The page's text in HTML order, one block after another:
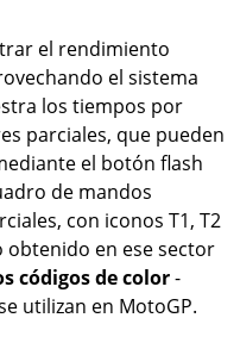
el rendimiento
el sistema
los tiempos por
parciales, que pueden
el botón flash
de mandos
con iconos T1, T2
obtenido en ese sector
códigos de color-
utilizan en MotoGP.